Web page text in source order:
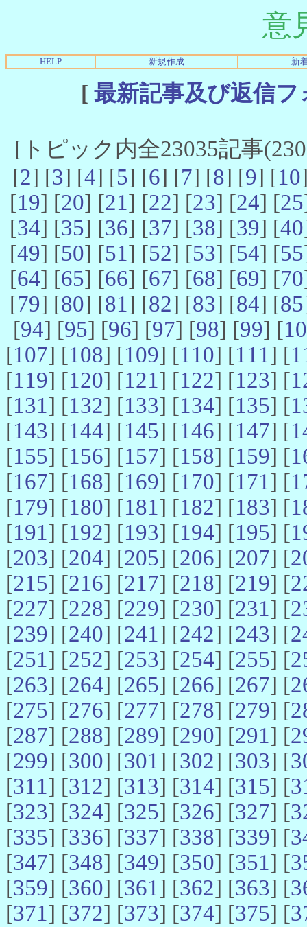
意
HELP 新規作成 新
[ 最新記事及び返信
[トピック内全23035記事
[2] [3] [4] [5] [6] [7] [8] [9] [10
[19] [20] [21] [22] [23] [24] [25
[34] [35] [36] [37] [38] [39] [40
[49] [50] [51] [52] [53] [54] [55
[64] [65] [66] [67] [68] [69] [70
[79] [80] [81] [82] [83] [84] [85
[94] [95] [96] [97] [98] [99] [
[107] [108] [109] [110] [111] [
[119] [120] [121] [122] [123] [
[131] [132] [133] [134] [135] [
[143] [144] [145] [146] [147] [
[155] [156] [157] [158] [159] [
[167] [168] [169] [170] [171] [
[179] [180] [181] [182] [183] [
[191] [192] [193] [194] [195] [
[203] [204] [205] [206] [207] [
[215] [216] [217] [218] [219] [
[227] [228] [229] [230] [231] [
[239] [240] [241] [242] [243] [
[251] [252] [253] [254] [255] [
[263] [264] [265] [266] [267] [
[275] [276] [277] [278] [279] [
[287] [288] [289] [290] [291] [
[299] [300] [301] [302] [303] [
[311] [312] [313] [314] [315] [
[323] [324] [325] [326] [327] [
[335] [336] [337] [338] [339] [
[347] [348] [349] [350] [351] [
[359] [360] [361] [362] [363] [
[371] [372] [373] [374] [375] [